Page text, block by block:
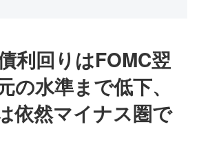
利回りはFOMC翌
の水準まで低下、
依然マイナス圏で